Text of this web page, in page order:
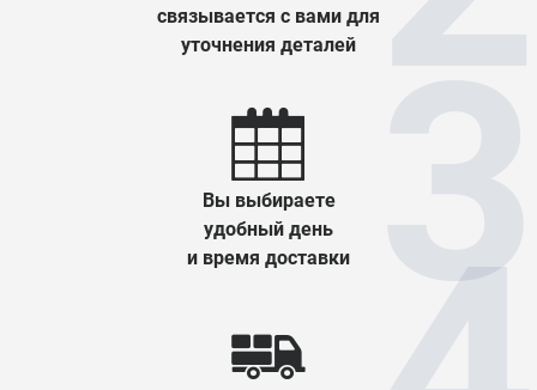
связывается с вами для
уточнения деталей
Вы выбираете
удобный день
и время доставки